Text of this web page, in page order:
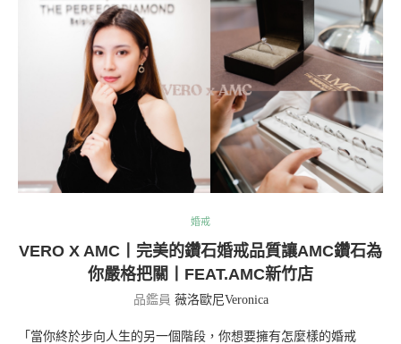
婚戒
VERO X AMC丨完美的鑽石婚戒品質讓AMC鑽石為
你嚴格把關丨FEAT.AMC新竹店
品鑑員 薇洛歐尼Veronica
「當你終於步向人生的另一個階段，你想要擁有怎麼樣的婚戒